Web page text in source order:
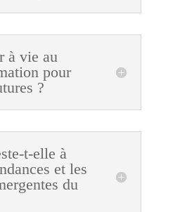
à vie au
pour
?
t-elle à
et les
du